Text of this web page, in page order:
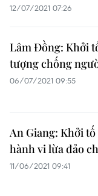
12/07/2021 07:26
Lâm Đồng: Khởi
tượng chống
06/07/2021 09:55
An Giang: Khởi
hành vi lừa đảo
11/06/2021 09:41